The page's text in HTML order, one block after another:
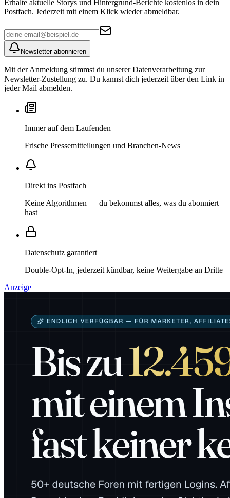
Erhalte aktuelle Storys und Hintergrund-Berichte kostenlos in dein
Postfach. Jederzeit mit einem Klick wieder abmeldbar.
Newsletter abonnieren
Mit der Anmeldung stimmst du unserer Datenverarbeitung zur
Newsletter-Zustellung zu. Du kannst dich jederzeit über den Link in
jeder Mail abmelden.
Immer auf dem Laufenden
Frische Pressemitteilungen und Branchen-News
Direkt ins Postfach
Keine Algorithmen — du bekommst alles, was du abonniert
hast
Datenschutz garantiert
Double-Opt-In, jederzeit kündbar, keine Weitergabe an Dritte
Anzeige